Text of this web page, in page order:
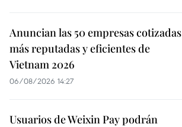
Anuncian las 50 empresas cotizadas
más reputadas y eficientes de
Vietnam 2026
06/08/2026 14:27
Usuarios de Weixin Pay podrán